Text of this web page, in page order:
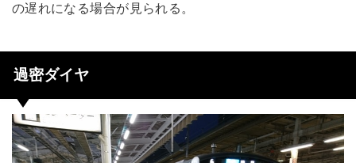
の遅れになる場合が見られる。
過密ダイヤ